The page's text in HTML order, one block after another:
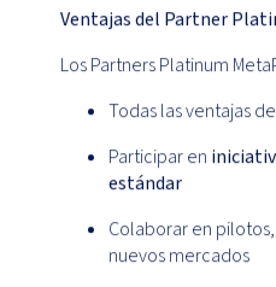
Ventajas del Partner
Los Partners Platinum
Todas las ventajas
Participar en
estándar
Colaborar en
nuevos mercados